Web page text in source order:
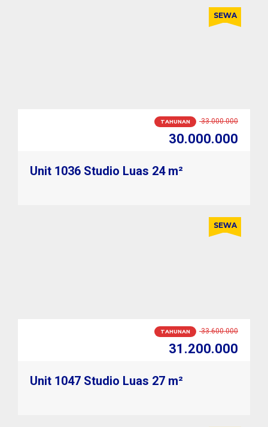
SEWA
BULANAN 2.800.000
2.600.000
Unit 1036 Studio Luas 24 m²
SEWA
BULANAN 3.000.000
2.700.000
Unit 1047 Studio Luas 27 m²